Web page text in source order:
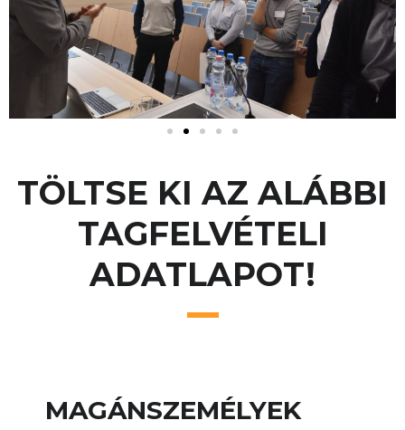
TÖLTSE KI AZ ALÁBBI
TAGFELVÉTELI
ADATLAPOT!
MAGÁNSZEMÉLYEK